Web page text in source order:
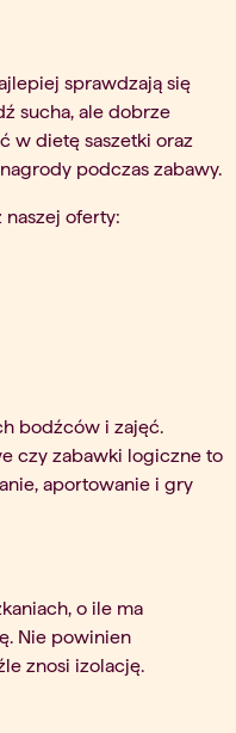
sprawdzają się
sucha, ale dobrze
w dietę saszetki oraz
podczas zabawy.
naszej oferty:
bodźców i zajęć.
czy zabawki logiczne to
aportowanie i gry
o ile ma
Nie powinien
znosi izolację.